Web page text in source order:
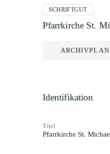
SCHRIFTGUT
Pfarrkirche St.
ARCHIVPLAN
Identifikation
Titel
Pfarrkirche St.